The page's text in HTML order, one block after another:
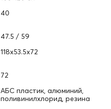
40
47.5 / 59
118х53.5х72
72
АБС пластик, алюминий,
поливинилхлорид, резина